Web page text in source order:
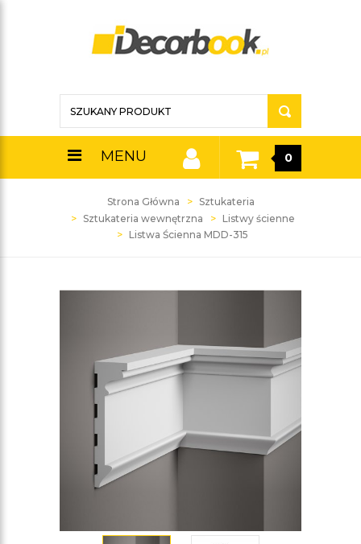
MENU 0
Strona Główna
Sztukateria
Sztukateria wewnętrzna
Listwy ścienne
Listwa Ścienna MDD-315